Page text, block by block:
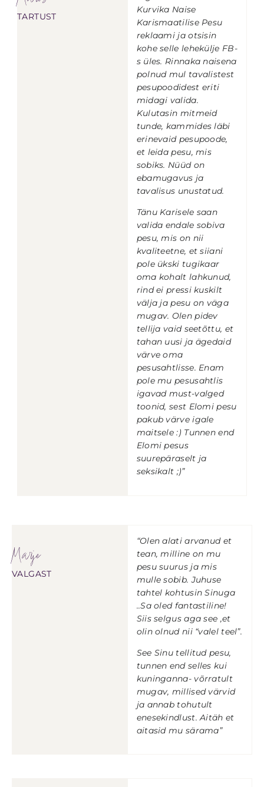
TARTUST
Kurvika Naise
Karismaatilise Pesu
reklaami ja otsisin
kohe selle lehekülje FB-
s üles. Rinnaka naisena
polnud mul tavalistest
pesupoodidest eriti
midagi valida.
Kulutasin mitmeid
tunde, kammides läbi
erinevaid pesupoode,
et leida pesu, mis
sobiks. Nüüd on
ebamugavus ja
tavalisus unustatud.
Tänu Karisele saan
valida endale sobiva
pesu, mis on nii
kvaliteetne, et siiani
pole ükski tugikaar
oma kohalt lahkunud,
rind ei pressi kuskilt
välja ja pesu on väga
mugav. Olen pidev
tellija vaid seetõttu, et
tahan uusi ja ägedaid
värve oma
pesusahtlisse. Enam
pole mu pesusahtlis
igavad must-valged
toonid, sest Elomi pesu
pakub värve igale
maitsele :) Tunnen end
Elomi pesus
suurepäraselt ja
seksikalt ;)”
Marje
VALGAST
“Olen alati arvanud et
tean, milline on mu
pesu suurus ja mis
mulle sobib. Juhuse
tahtel kohtusin Sinuga
..Sa oled fantastiline!
Siis selgus aga see ,et
olin olnud nii “valel teel”.
See Sinu tellitud pesu,
tunnen end selles kui
kuninganna- võrratult
mugav, millised värvid
ja annab tohutult
enesekindlust. Aitäh et
aitasid mu särama”